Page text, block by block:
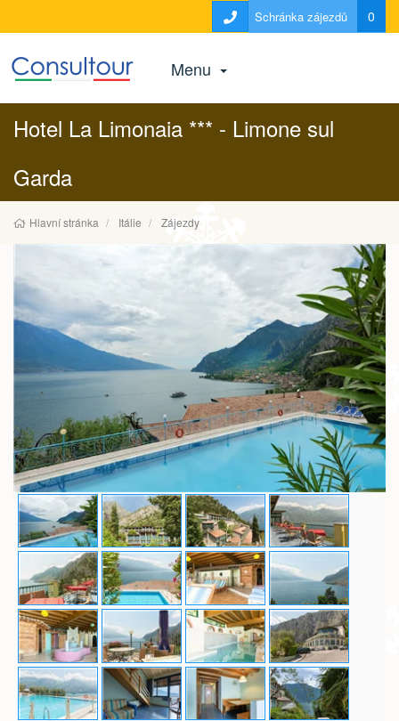
Schránka zájezdů 0
Menu
Hotel La Limonaia *** - Limone sul
Garda
Hlavní stránka Itálie Zájezdy